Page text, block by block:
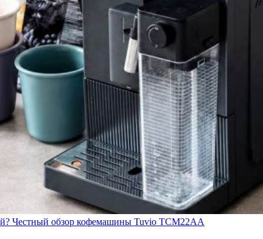
Честный обзор кофемашины Tuvio TCM22AA